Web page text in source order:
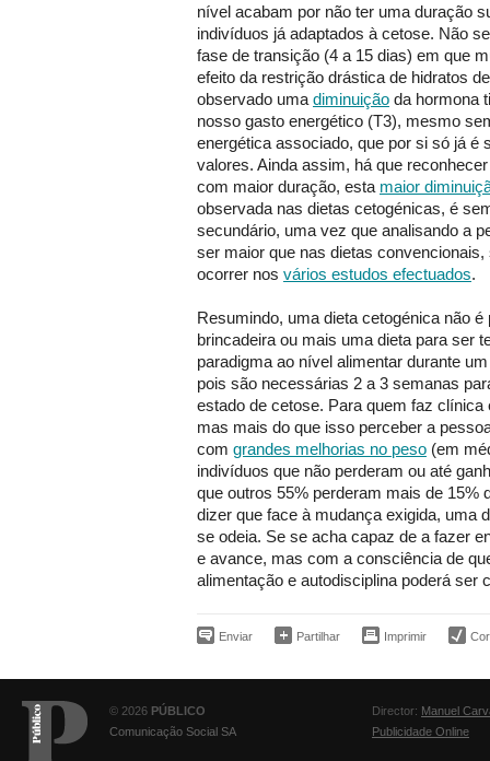
nível acabam por não ter uma duração
indivíduos já adaptados à cetose. Não
fase de transição (4 a 15 dias) em que
efeito da restrição drástica de hidratos
observado uma diminuição da hormona
nosso gasto energético (T3), mesmo
energética associado, que por si só já é
valores. Ainda assim, há que
com maior duração, esta maior
observada nas dietas cetogénicas, é
secundário, uma vez que analisando a
ser maior que nas dietas
ocorrer nos vários estudos efectuados.
Resumindo, uma dieta cetogénica não
brincadeira ou mais uma dieta para ser
paradigma ao nível alimentar durante
pois são necessárias 2 a 3 semanas
estado de cetose. Para quem faz clínica
mas mais do que isso perceber a
com grandes melhorias no peso (em
indivíduos que não perderam ou até
que outros 55% perderam mais de 15%
dizer que face à mudança exigida, uma
se odeia. Se se acha capaz de a fazer
e avance, mas com a consciência de
alimentação e autodisciplina poderá ser
Enviar Partilhar Imprimir
© 2026 PÚBLICO
Comunicação Social SA
Director: Manuel
Publicidade Online